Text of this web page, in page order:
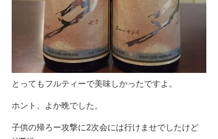
とってもフルティーで美味しかったですよ。
ホント、よか晩でした。
子供の帰ろー攻撃に2次会には行けませでしたけど